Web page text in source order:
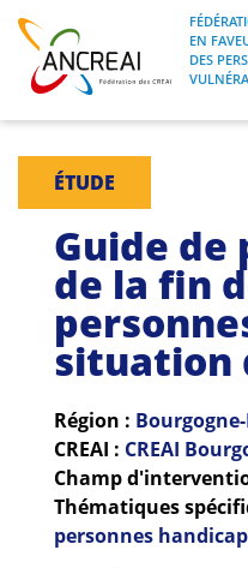
Skip
content
ANCREAI
EN
DES
À propos
Journées nationales
Formations
Projets Fédéraux
Espace emploi
Guides et outils
ÉTUDE
Guide
de la fin
situation
Région :
CREAI : CREAI
Champ
Thématiques
personnes